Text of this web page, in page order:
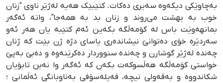
بەچاوێکی دیکەوە سەیری دەکات. کتێبێک هەیە لەژێر ناوی "زنان
خوب بە بهشت می‌روند و زنان بد بە همەجا"، واتە ئەگەر
بمانهەوێت باس لە کۆمەڵگە بکەین ئەم کتێبە یان هەر ئەو
سەردێرە خۆی دەتوانێ نیشاندەری یاسای دژە ژن بێت کە ژنان
چەندە لەژێر گوشارن و چەندە سنووردار دەکرێنەوە و دەبێ بەپێ
خواستی کۆمەڵگە هەڵسوکەت بکەن کە ئەگەر وا نەبن تابۆیان
شکاندووە و بەقەولی نیچە، فەیلەسۆفی بەناوبانگی ئەڵمانی ؛